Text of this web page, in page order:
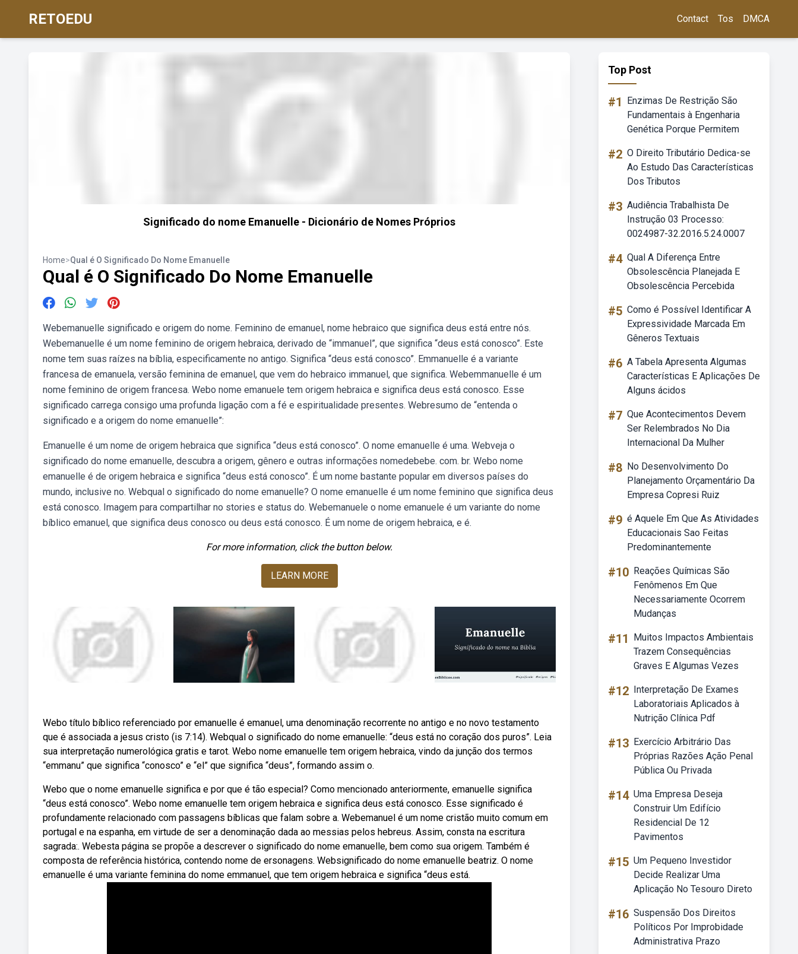
RETOEDU Contact Tos DMCA
Significado do nome Emanuelle - Dicionário de Nomes Próprios
Home>Qual é O Significado Do Nome Emanuelle
Qual é O Significado Do Nome Emanuelle
Webemanuelle significado e origem do nome. Feminino de emanuel, nome hebraico que significa deus está entre nós.
Webemanuelle é um nome feminino de origem hebraica, derivado de “immanuel”, que significa “deus está conosco”. Este
nome tem suas raízes na bíblia, especificamente no antigo. Significa “deus está conosco”. Emmanuelle é a variante
francesa de emanuela, versão feminina de emanuel, que vem do hebraico immanuel, que significa. Webemmanuelle é um
nome feminino de origem francesa. Webo nome emanuele tem origem hebraica e significa deus está conosco. Esse
significado carrega consigo uma profunda ligação com a fé e espiritualidade presentes. Webresumo de “entenda o
significado e a origem do nome emanuelle”:
Emanuelle é um nome de origem hebraica que significa “deus está conosco”. O nome emanuelle é uma. Webveja o
significado do nome emanuelle, descubra a origem, gênero e outras informações nomedebebe. com. br. Webo nome
emanuelle é de origem hebraica e significa “deus está conosco”. É um nome bastante popular em diversos países do
mundo, inclusive no. Webqual o significado do nome emanuelle? O nome emanuelle é um nome feminino que significa deus
está conosco. Imagem para compartilhar no stories e status do. Webemanuele o nome emanuele é um variante do nome
bíblico emanuel, que significa deus conosco ou deus está conosco. É um nome de origem hebraica, e é.
For more information, click the button below.
LEARN MORE
Webo título bíblico referenciado por emanuelle é emanuel, uma denominação recorrente no antigo e no novo testamento
que é associada a jesus cristo (is 7:14). Webqual o significado do nome emanuelle: “deus está no coração dos puros”. Leia
sua interpretação numerológica gratis e tarot. Webo nome emanuelle tem origem hebraica, vindo da junção dos termos
“emmanu” que significa “conosco” e “el” que significa “deus”, formando assim o.
Webo que o nome emanuelle significa e por que é tão especial? Como mencionado anteriormente, emanuelle significa
“deus está conosco”. Webo nome emanuelle tem origem hebraica e significa deus está conosco. Esse significado é
profundamente relacionado com passagens bíblicas que falam sobre a. Webemanuel é um nome cristão muito comum em
portugal e na espanha, em virtude de ser a denominação dada ao messias pelos hebreus. Assim, consta na escritura
sagrada:. Webesta página se propõe a descrever o significado do nome emanuelle, bem como sua origem. Também é
composta de referência histórica, contendo nome de ersonagens. Websignificado do nome emanuelle beatriz. O nome
emanuelle é uma variante feminina do nome emmanuel, que tem origem hebraica e significa “deus está.
Top Post
#1
Enzimas De Restrição São
Fundamentais à Engenharia
Genética Porque Permitem
#2 O Direito Tributário Dedica-se
Ao Estudo Das Características
Dos Tributos
#3 Audiência Trabalhista De
Instrução 03 Processo:
0024987-32.2016.5.24.0007
#4 Qual A Diferença Entre
Obsolescência Planejada E
Obsolescência Percebida
#5 Como é Possível Identificar A
Expressividade Marcada Em
Gêneros Textuais
#6 A Tabela Apresenta Algumas
Características E Aplicações De
Alguns ácidos
#7 Que Acontecimentos Devem
Ser Relembrados No Dia
Internacional Da Mulher
#8 No Desenvolvimento Do
Planejamento Orçamentário Da
Empresa Copresi Ruiz
#9 é Aquele Em Que As Atividades
Educacionais Sao Feitas
Predominantemente
#10 Reações Químicas São
Fenômenos Em Que
Necessariamente Ocorrem
Mudanças
#11
Muitos Impactos Ambientais
Trazem Consequências
Graves E Algumas Vezes
#12 Interpretação De Exames
Laboratoriais Aplicados à
Nutrição Clínica Pdf
#13 Exercício Arbitrário Das
Próprias Razões Ação Penal
Pública Ou Privada
#14 Uma Empresa Deseja
Construir Um Edifício
Residencial De 12
Pavimentos
#15 Um Pequeno Investidor
Decide Realizar Uma
Aplicação No Tesouro Direto
#16 Suspensão Dos Direitos
Políticos Por Improbidade
Administrativa Prazo